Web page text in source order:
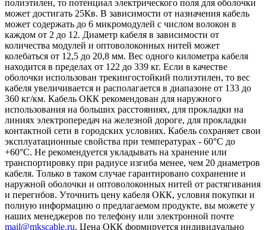
полиэтилен, то потенциал электрического поля для оболочки
может достигать 25Кв. В зависимости от назначения кабель
может содержать до 6 микромодулей с числом волокон в
каждом от 2 до 12. Диаметр кабеля в зависимости от
количества модулей и оптоволоконных нитей может
колебаться от 12,5 до 20,8 мм. Вес одного километра кабеля
находится в пределах от 122 до 339 кг. Если в качестве
оболочки использован трекингостойкий полиэтилен, то вес
кабеля увеличивается и располагается в диапазоне от 133 до
360 кг/км. Кабель ОКК рекомендован для наружного
использования на больших расстояниях, для прокладки на
линиях электропередач на железной дороге, для прокладки
контактной сети в городских условиях. Кабель сохраняет свои
эксплуатационные свойства при температурах - 60°С до
+60°С. Не рекомендуется укладывать на хранение или
транспортировку при радиусе изгиба менее, чем 20 диаметров
кабеля. Только в таком случае гарантировано сохранение и
наружной оболочки и оптоволоконных нитей от растягивания
и перегибов. Уточнить цену кабеля ОКК, условия покупки и
полную информацию о предлагаемом продукте, вы можете у
наших менеджеров по телефону или электронной почте
mail@mkscable.ru. Цена ОКК формируется индивидуально